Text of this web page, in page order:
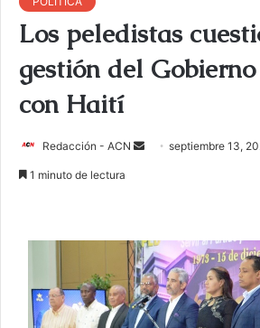
Los peledistas
gestión del
con Haití
Redacción - ACN
u
n
c
septiembre 13,
1 minuto de lectura